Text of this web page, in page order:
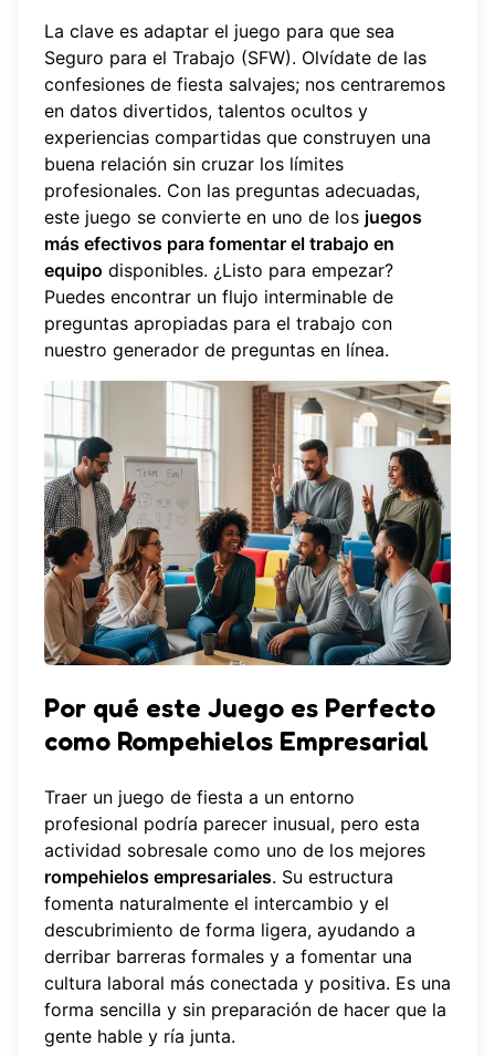
La clave es adaptar el juego para que sea
Seguro para el Trabajo (SFW). Olvídate de las
confesiones de fiesta salvajes; nos centraremos
en datos divertidos, talentos ocultos y
experiencias compartidas que construyen una
buena relación sin cruzar los límites
profesionales. Con las preguntas adecuadas,
este juego se convierte en uno de los juegos
más efectivos para fomentar el trabajo en
equipo disponibles. ¿Listo para empezar?
Puedes encontrar un flujo interminable de
preguntas apropiadas para el trabajo con
nuestro generador de preguntas en línea.
Por qué este Juego es Perfecto
como Rompehielos Empresarial
Traer un juego de fiesta a un entorno
profesional podría parecer inusual, pero esta
actividad sobresale como uno de los mejores
rompehielos empresariales. Su estructura
fomenta naturalmente el intercambio y el
descubrimiento de forma ligera, ayudando a
derribar barreras formales y a fomentar una
cultura laboral más conectada y positiva. Es una
forma sencilla y sin preparación de hacer que la
gente hable y ría junta.